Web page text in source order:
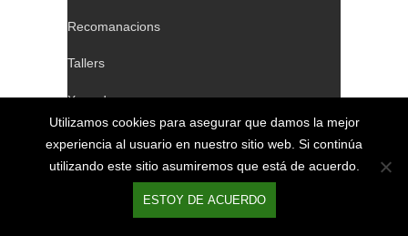
Recomanacions
Tallers
Xerrades
TELÈFONS DE CONTACTE
Utilizamos cookies para asegurar que damos la mejor
experiencia al usuario en nuestro sitio web. Si continúa
utilizando este sitio asumiremos que está de acuerdo.
ESTOY DE ACUERDO